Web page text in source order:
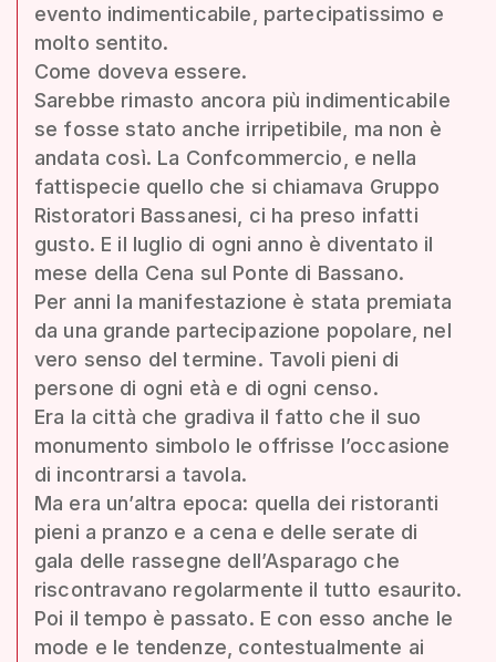
evento indimenticabile, partecipatissimo e
molto sentito.
Come doveva essere.
Sarebbe rimasto ancora più indimenticabile
se fosse stato anche irripetibile, ma non è
andata così. La Confcommercio, e nella
fattispecie quello che si chiamava Gruppo
Ristoratori Bassanesi, ci ha preso infatti
gusto. E il luglio di ogni anno è diventato il
mese della Cena sul Ponte di Bassano.
Per anni la manifestazione è stata premiata
da una grande partecipazione popolare, nel
vero senso del termine. Tavoli pieni di
persone di ogni età e di ogni censo.
Era la città che gradiva il fatto che il suo
monumento simbolo le offrisse l’occasione
di incontrarsi a tavola.
Ma era un’altra epoca: quella dei ristoranti
pieni a pranzo e a cena e delle serate di
gala delle rassegne dell’Asparago che
riscontravano regolarmente il tutto esaurito.
Poi il tempo è passato. E con esso anche le
mode e le tendenze, contestualmente ai